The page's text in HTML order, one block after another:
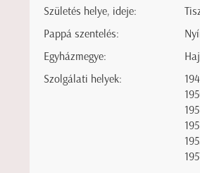
Születés helye, ideje:
Pappá szentelés:
Egyházmegye:
Szolgálati helyek: